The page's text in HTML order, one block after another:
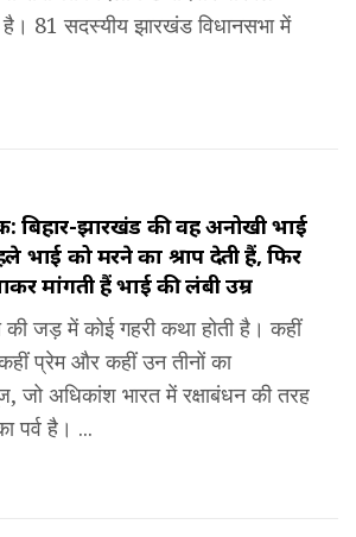
है। 81 सदस्यीय झारखंड विधानसभा में
बिहार-झारखंड की वह अनोखी भाई
भाई को मरने का श्राप देती हैं, फिर
मांगती हैं भाई की लंबी उम्र
की जड़ में कोई गहरी कथा होती है। कहीं
प्रेम और कहीं उन तीनों का
जो अधिकांश भारत में रक्षाबंधन की तरह
पर्व है। ...